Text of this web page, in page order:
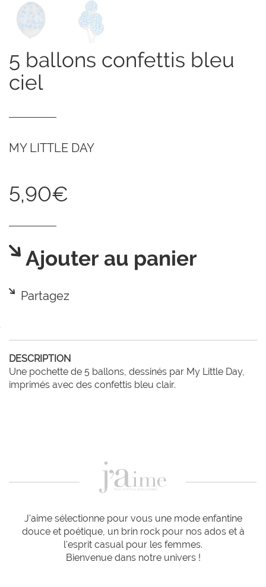
5 ballons confettis bleu
ciel
MY LITTLE DAY
5,90€
Ajouter au panier
Partagez
DESCRIPTION
Une pochette de 5 ballons, dessinés par My Little Day,
imprimés avec des confettis bleu clair.
J'aime sélectionne pour vous une mode enfantine
douce et poétique, un brin rock pour nos ados et à
l'esprit casual pour les femmes.
Bienvenue dans notre univers !